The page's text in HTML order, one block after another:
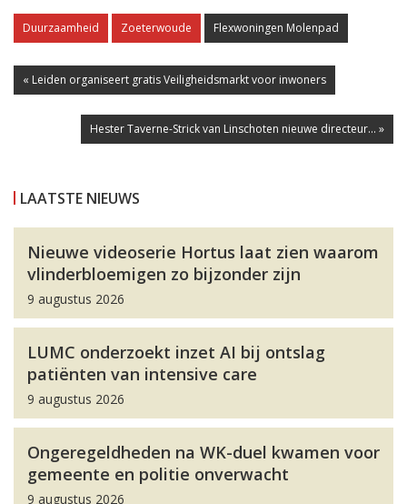
Duurzaamheid Zoeterwoude Flexwoningen Molenpad
« Leiden organiseert gratis Veiligheidsmarkt voor inwoners
Hester Taverne-Strick van Linschoten nieuwe directeur... »
LAATSTE NIEUWS
Nieuwe videoserie Hortus laat zien waarom
vlinderbloemigen zo bijzonder zijn
9 augustus 2026
LUMC onderzoekt inzet AI bij ontslag
patiënten van intensive care
9 augustus 2026
Ongeregeldheden na WK-duel kwamen voor
gemeente en politie onverwacht
9 augustus 2026